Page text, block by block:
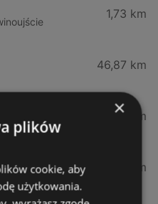
1,73 km
46,87 km
50,37 km
899 Szczecin
53,27 km
×
plików
cookie, aby
użytkowania.